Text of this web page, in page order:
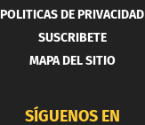
POLITICAS DE PRIVACIDAD
SUSCRIBETE
MAPA DEL SITIO
SÍGUENOS EN